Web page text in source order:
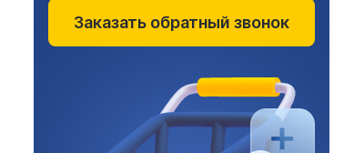
Заказать обратный звонок